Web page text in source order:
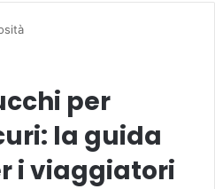
per
la guida
i viaggiatori